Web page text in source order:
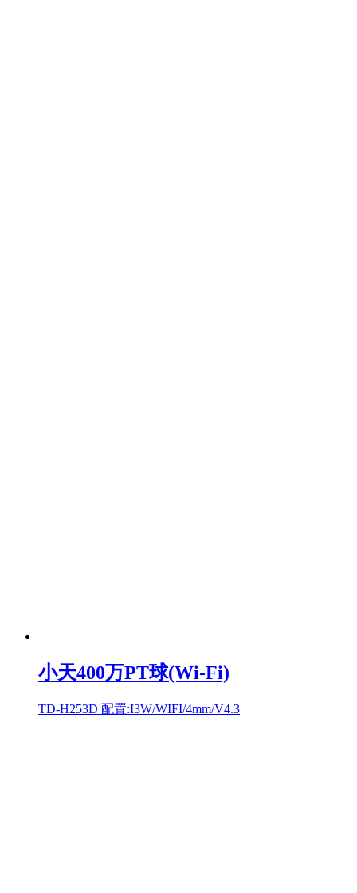
小天400万PT球(Wi-Fi)
TD-H253D 配置:I3W/WIFI/4mm/V4.3